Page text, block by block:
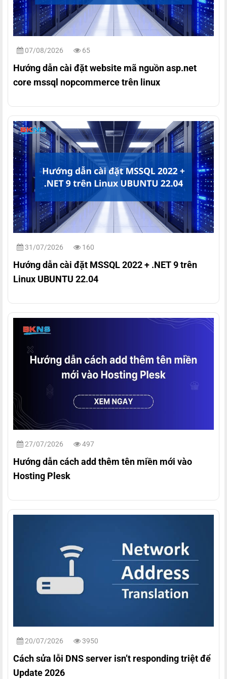
07/08/2026 65
Hướng dẫn cài đặt website mã nguồn asp.net
core mssql nopcommerce trên linux
31/07/2026 160
Hướng dẫn cài đặt MSSQL 2022 + .NET 9 trên
Linux UBUNTU 22.04
27/07/2026 497
Hướng dẫn cách add thêm tên miền mới vào
Hosting Plesk
20/07/2026 3950
Cách sửa lỗi DNS server isn’t responding triệt để
Update 2026